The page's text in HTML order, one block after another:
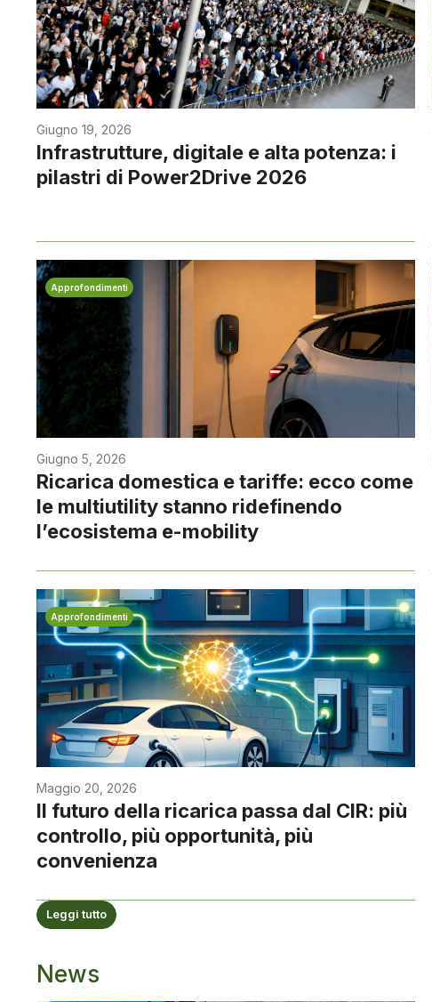
Giugno 19, 2026
Infrastrutture, digitale e alta potenza: i
pilastri di Power2Drive 2026
Approfondimenti
Giugno 5, 2026
Ricarica domestica e tariffe: ecco come
le multiutility stanno ridefinendo
l’ecosistema e-mobility
Approfondimenti
Maggio 20, 2026
Il futuro della ricarica passa dal CIR: più
controllo, più opportunità, più
convenienza
Leggi tutto
News